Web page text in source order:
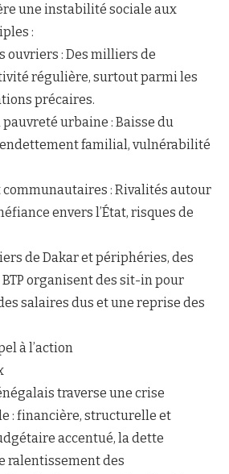
une instabilité sociale aux
:
ouvriers : Des milliers de
régulière, surtout parmi les
précaires.
urbaine : Baisse du
familial, vulnérabilité
communautaires : Rivalités autour
envers l’État, risques de
de Dakar et périphéries, des
organisent des sit-in pour
salaires dus et une reprise des
à l’action
traverse une crise
: financière, structurelle et
accentué, la dette
ralentissement des